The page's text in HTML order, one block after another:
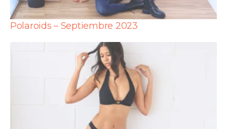
Polaroids – Septiembre 2023